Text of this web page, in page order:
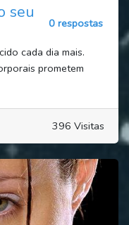
seu
0 respostas
cada dia mais.
prometem
396 Visitas